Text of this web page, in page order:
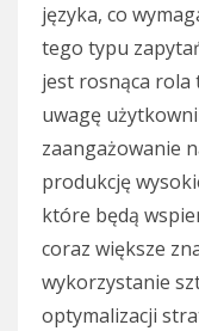
języka, co
tego typu
jest rosnąca rola
uwagę
zaangażowanie
produkcję
które będą
coraz większe
wykorzystanie
optymalizacji